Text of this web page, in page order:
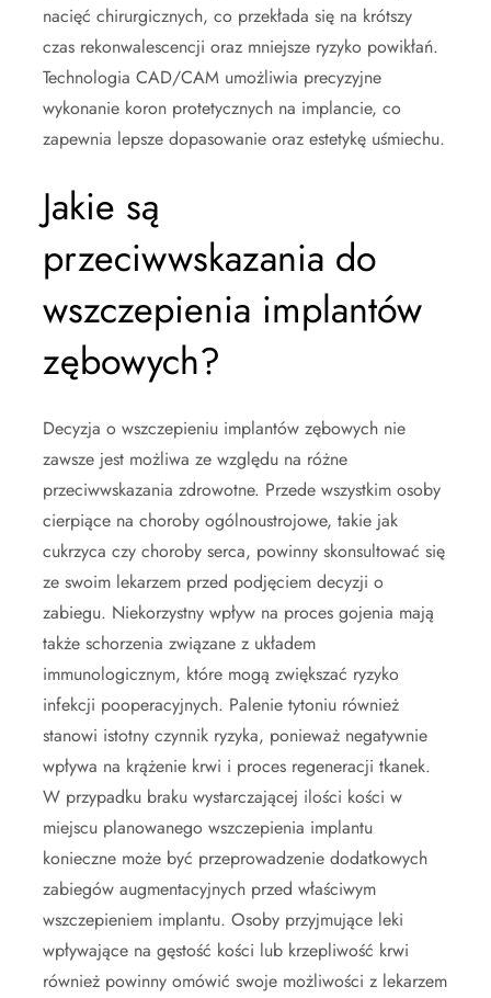
nacięć chirurgicznych, co przekłada się na krótszy
czas rekonwalescencji oraz mniejsze ryzyko powikłań.
Technologia CAD/CAM umożliwia precyzyjne
wykonanie koron protetycznych na implancie, co
zapewnia lepsze dopasowanie oraz estetykę uśmiechu.
Jakie są
przeciwwskazania do
wszczepienia implantów
zębowych?
Decyzja o wszczepieniu implantów zębowych nie
zawsze jest możliwa ze względu na różne
przeciwwskazania zdrowotne. Przede wszystkim osoby
cierpiące na choroby ogólnoustrojowe, takie jak
cukrzyca czy choroby serca, powinny skonsultować się
ze swoim lekarzem przed podjęciem decyzji o
zabiegu. Niekorzystny wpływ na proces gojenia mają
także schorzenia związane z układem
immunologicznym, które mogą zwiększać ryzyko
infekcji pooperacyjnych. Palenie tytoniu również
stanowi istotny czynnik ryzyka, ponieważ negatywnie
wpływa na krążenie krwi i proces regeneracji tkanek.
W przypadku braku wystarczającej ilości kości w
miejscu planowanego wszczepienia implantu
konieczne może być przeprowadzenie dodatkowych
zabiegów augmentacyjnych przed właściwym
wszczepieniem implantu. Osoby przyjmujące leki
wpływające na gęstość kości lub krzepliwość krwi
również powinny omówić swoje możliwości z lekarzem